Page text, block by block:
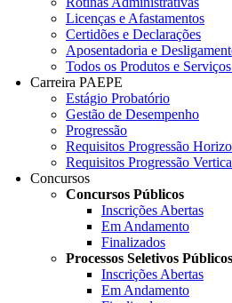
Licenças e Afastamentos
Certidões e Declarações
Aposentadoria e
Todos os Produtos e
Carreira PAEPE
Estágio Probatório
Gestão de Desempenho
Progressão
Requisitos Progressão
Requisitos Progressão
Concursos
Concursos Públicos
Inscrições Abertas
Em Andamento
Finalizados
Processos Seletivos
Inscrições Abertas
Em Andamento